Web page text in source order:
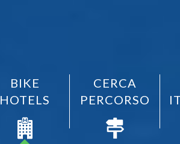
BIKE
HOTELS
CERCA
PERCORSO